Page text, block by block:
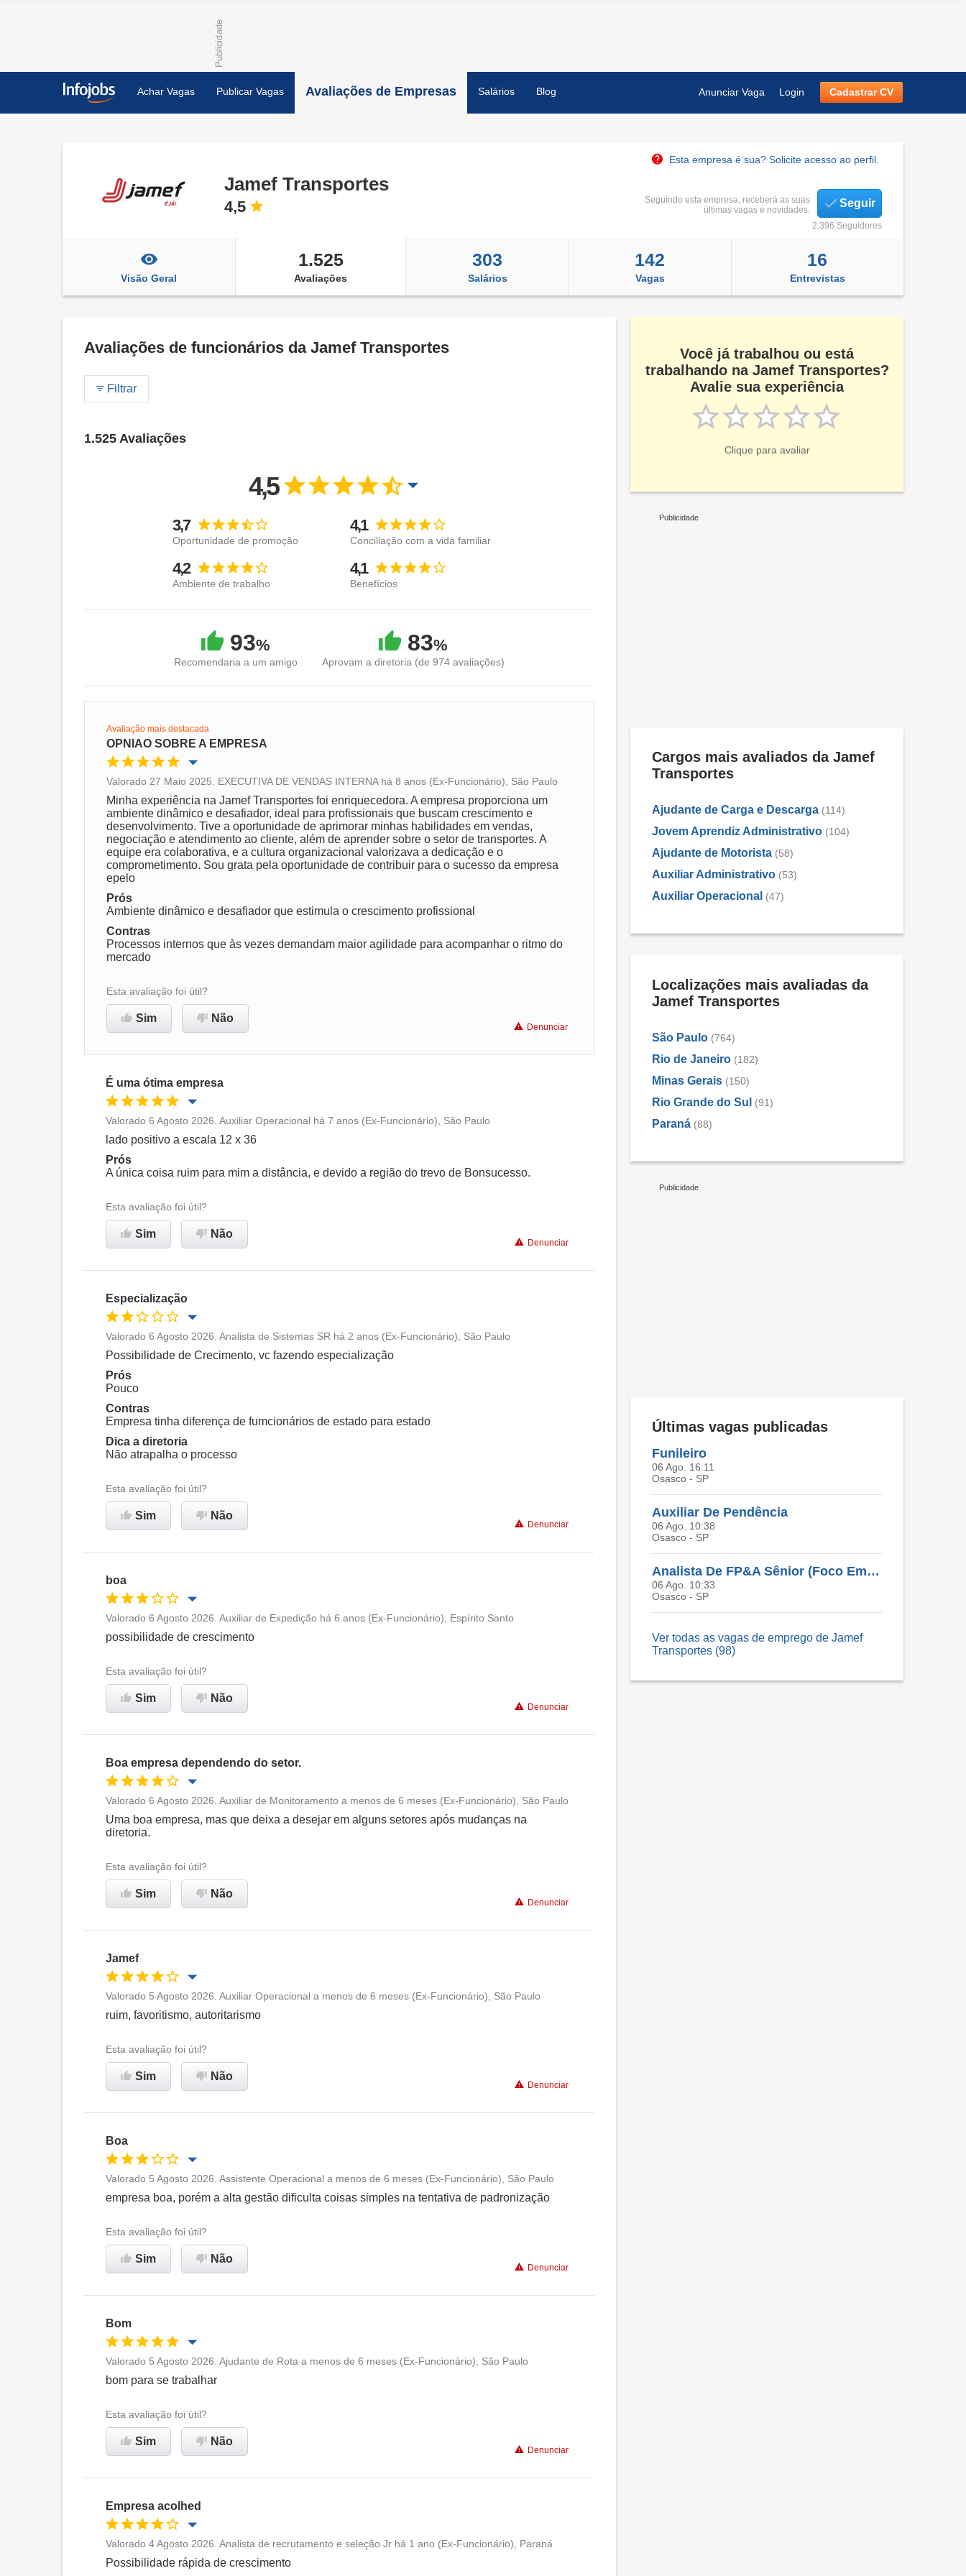
Achar Vagas Publicar Vagas Avaliações de Empresas Salários Blog Anunciar Vaga Login Cadastrar CV
Esta empresa é sua? Solicite acesso ao perfil.
Jamef Transportes
4,5
Seguindo esta empresa, receberá as suas
últimas vagas e novidades.
Seguir
2.396 Seguidores
Visão Geral
1.525
Avaliações
303
Salários
142
Vagas
16
Entrevistas
Avaliações de funcionários da Jamef Transportes
Filtrar
1.525 Avaliações
4,5
3,7
Oportunidade de promoção
4,1
Conciliação com a vida familiar
4,2
Ambiente de trabalho
4,1
Benefícios
93%
Recomendaria a um amigo
83%
Aprovam a diretoria (de 974 avaliações)
Avaliação mais destacada
OPNIAO SOBRE A EMPRESA
Oportunidade de promoção
Ambiente de trabalho
Conciliação com a vida familiar
Benefícios
Recomenda esta empresa Recomenda a diretoria
Valorado 27 Maio 2025. EXECUTIVA DE VENDAS INTERNA há 8 anos (Ex-Funcionário), São Paulo
Minha experiência na Jamef Transportes foi enriquecedora. A empresa proporciona um
ambiente dinâmico e desafiador, ideal para profissionais que buscam crescimento e
desenvolvimento. Tive a oportunidade de aprimorar minhas habilidades em vendas,
negociação e atendimento ao cliente, além de aprender sobre o setor de transportes. A
equipe era colaborativa, e a cultura organizacional valorizava a dedicação e o
comprometimento. Sou grata pela oportunidade de contribuir para o sucesso da empresa
epelo
Prós
Ambiente dinâmico e desafiador que estimula o crescimento profissional
Contras
Processos internos que às vezes demandam maior agilidade para acompanhar o ritmo do
mercado
Esta avaliação foi útil?
Sim Não
Denunciar
É uma ótima empresa
Oportunidade de promoção
Ambiente de trabalho Benefícios
Recomenda esta empresa
Valorado 6 Agosto 2026. Auxiliar Operacional há 7 anos (Ex-Funcionário), São Paulo
lado positivo a escala 12 x 36
Prós
A única coisa ruim para mim a distância, e devido a região do trevo de Bonsucesso.
Esta avaliação foi útil?
Sim Não
Denunciar
Especialização
Oportunidade de promoção
Ambiente de trabalho
Conciliação com a vida familiar
Recomenda esta empresa Recomenda a diretoria
Valorado 6 Agosto 2026. Analista de Sistemas SR há 2 anos (Ex-Funcionário), São Paulo
Possibilidade de Crecimento, vc fazendo especialização
Prós
Pouco
Contras
Empresa tinha diferença de fumcionários de estado para estado
Dica a diretoria
Não atrapalha o processo
Esta avaliação foi útil?
Sim Não
Denunciar
boa
Oportunidade de promoção
Ambiente de trabalho
Recomenda esta empresa
Valorado 6 Agosto 2026. Auxiliar de Expedição há 6 anos (Ex-Funcionário), Espírito Santo
possibilidade de crescimento
Esta avaliação foi útil?
Sim Não
Denunciar
Boa empresa dependendo do setor.
Oportunidade de promoção Conciliação com a vida familiar
Recomenda esta empresa
Valorado 6 Agosto 2026. Auxiliar de Monitoramento a menos de 6 meses (Ex-Funcionário), São Paulo
Uma boa empresa, mas que deixa a desejar em alguns setores após mudanças na
diretoria.
Esta avaliação foi útil?
Sim Não
Denunciar
Jamef
Oportunidade de promoção
Ambiente de trabalho
Recomenda esta empresa
Valorado 5 Agosto 2026. Auxiliar Operacional a menos de 6 meses (Ex-Funcionário), São Paulo
ruim, favoritismo, autoritarismo
Esta avaliação foi útil?
Sim Não
Denunciar
Boa
Oportunidade de promoção
Ambiente de trabalho
Conciliação com a vida familiar
Recomenda esta empresa
Valorado 5 Agosto 2026. Assistente Operacional a menos de 6 meses (Ex-Funcionário), São Paulo
empresa boa, porém a alta gestão dificulta coisas simples na tentativa de padronização
Esta avaliação foi útil?
Sim Não
Denunciar
Bom
Oportunidade de promoção
Ambiente de trabalho
Recomenda esta empresa
Valorado 5 Agosto 2026. Ajudante de Rota a menos de 6 meses (Ex-Funcionário), São Paulo
bom para se trabalhar
Esta avaliação foi útil?
Sim Não
Denunciar
Empresa acolhed
Oportunidade de promoção
Valorado 4 Agosto 2026. Analista de recrutamento e seleção Jr há 1 ano (Ex-Funcionário), Paraná
Possibilidade rápida de crescimento
Você já trabalhou ou está
trabalhando na Jamef Transportes?
Avalie sua experiência
Clique para avaliar
Cargos mais avaliados da Jamef
Transportes
Ajudante de Carga e Descarga (114)
Jovem Aprendiz Administrativo (104)
Ajudante de Motorista (58)
Auxiliar Administrativo (53)
Auxiliar Operacional (47)
Localizações mais avaliadas da
Jamef Transportes
São Paulo (764)
Rio de Janeiro (182)
Minas Gerais (150)
Rio Grande do Sul (91)
Paraná (88)
Últimas vagas publicadas
Funileiro
06 Ago. 16:11
Osasco - SP
Auxiliar De Pendência
06 Ago. 10:38
Osasco - SP
Analista De FP&A Sênior (Foco Em DRE & Custo De Servir)
06 Ago. 10:33
Osasco - SP
Ver todas as vagas de emprego de Jamef
Transportes (98)